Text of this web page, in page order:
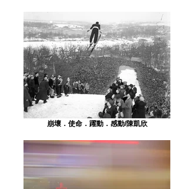
娟
小
娟
娟
娟
娟
娟
娟
娟
崩壞．使命．躍動．感動/陳凱欣